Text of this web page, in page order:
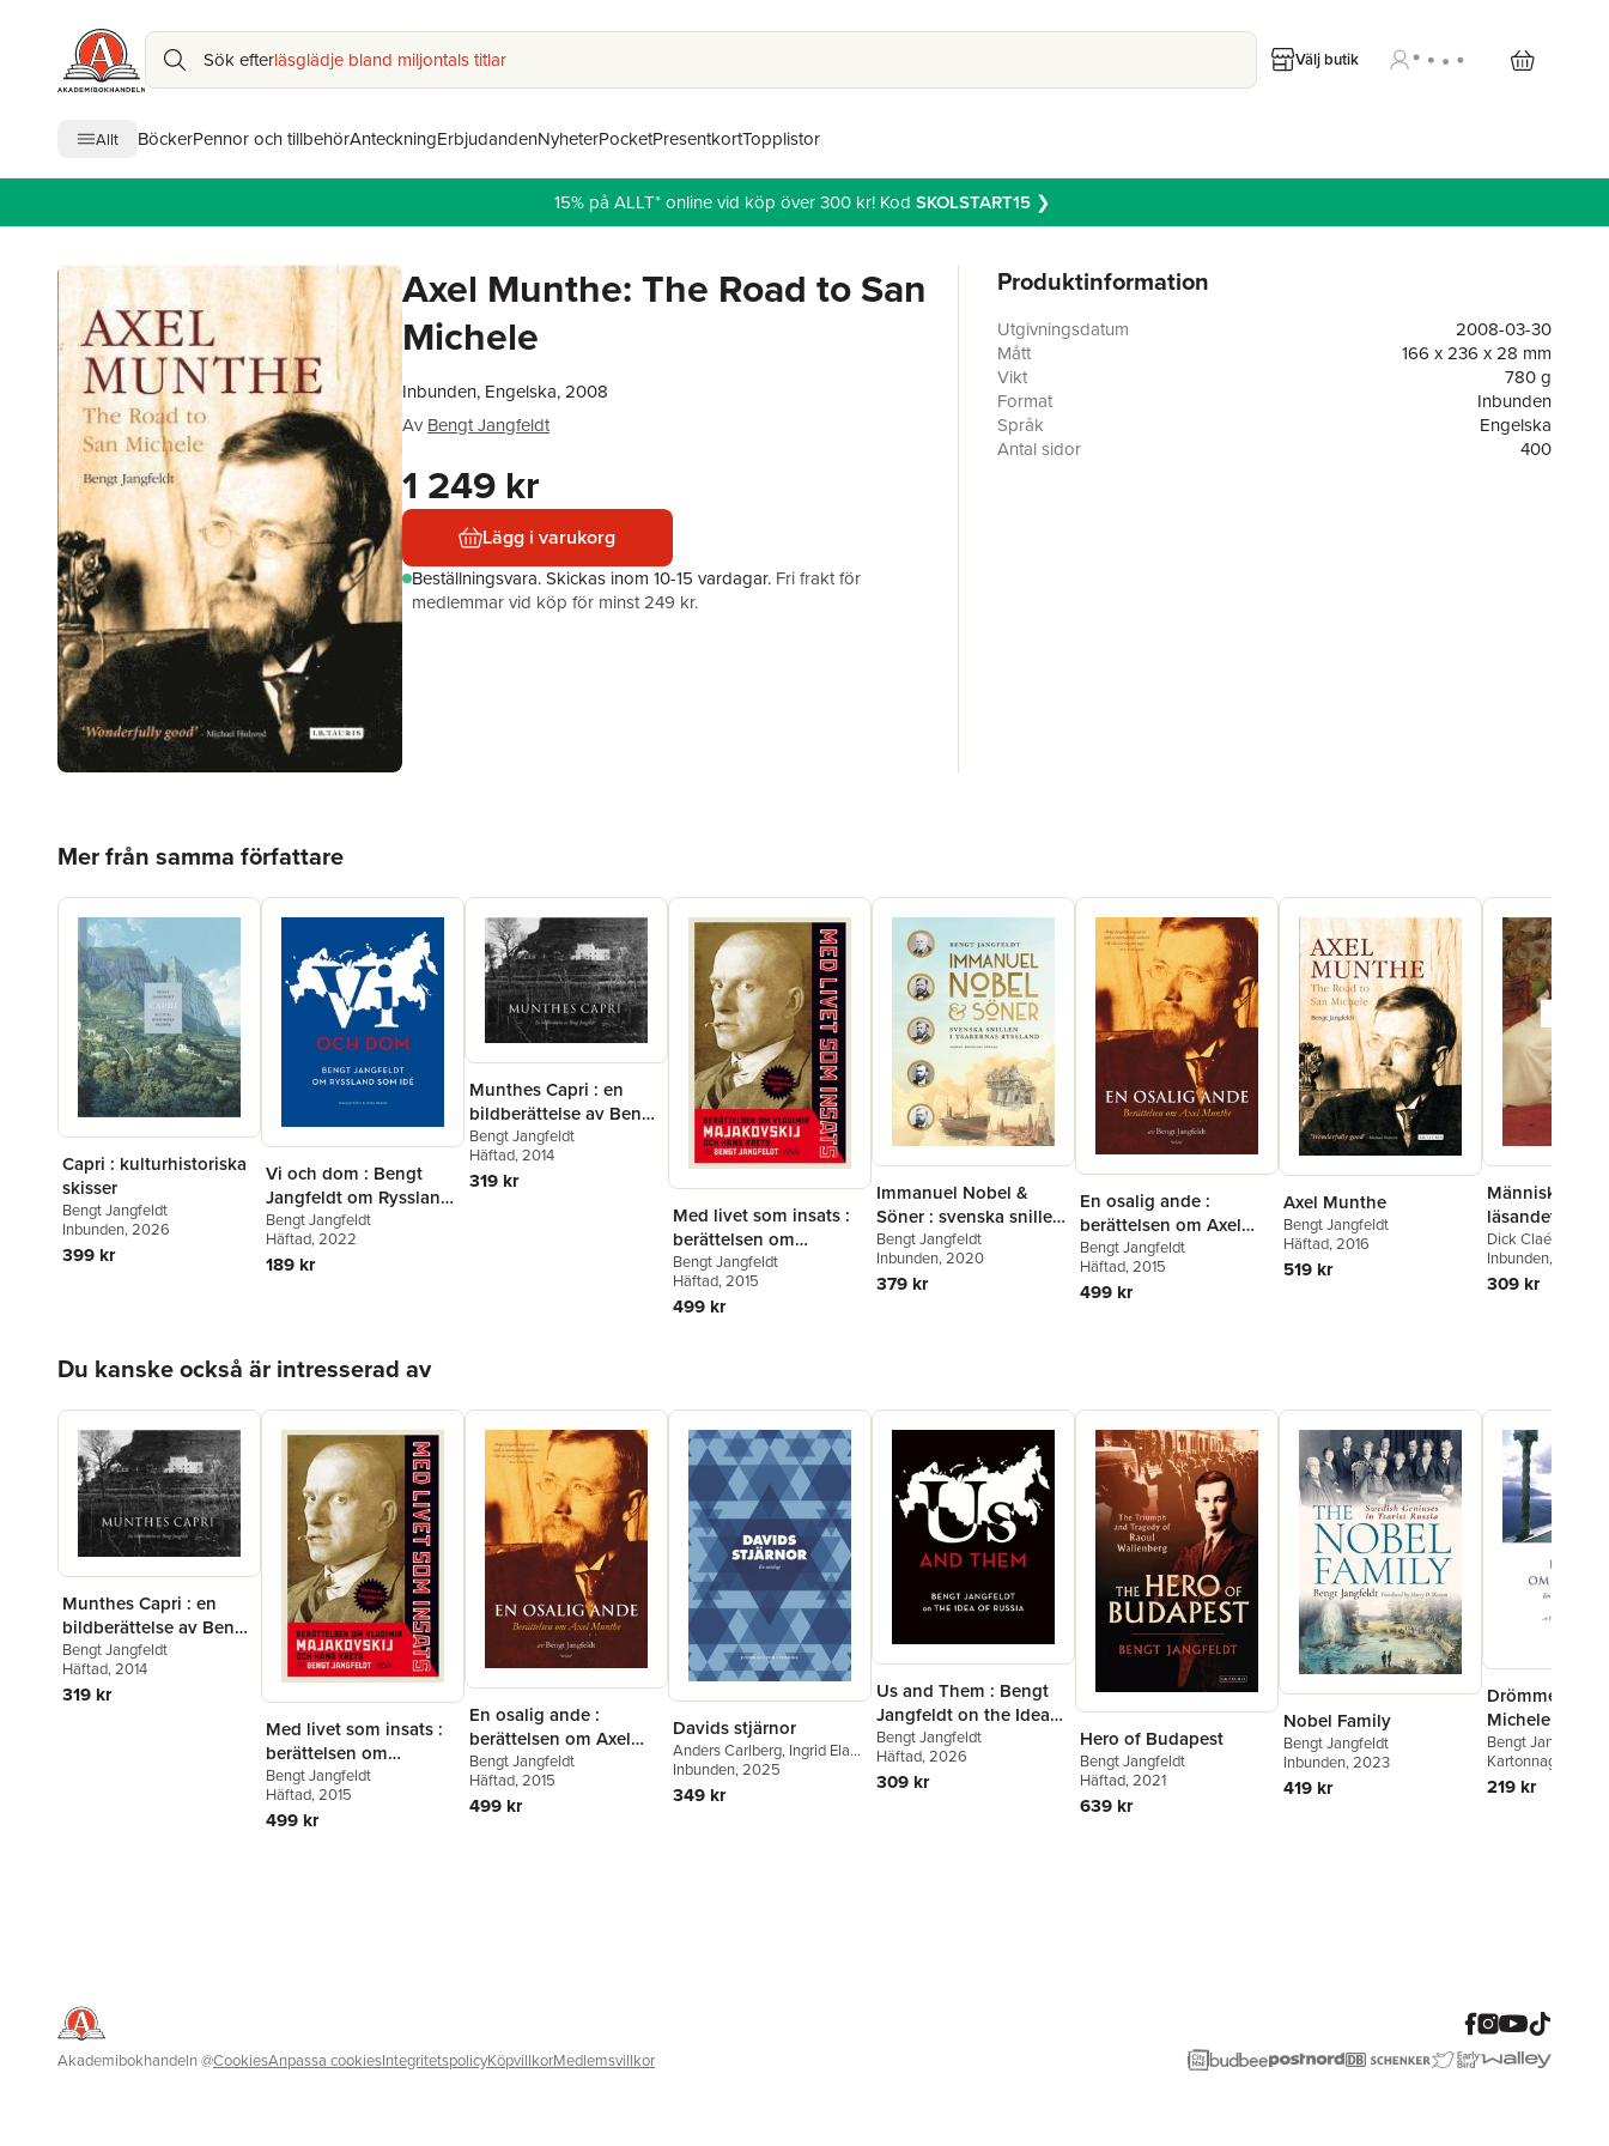
Sök efterläsglädje bland miljontals titlar Välj butik
Allt BöckerPennor och tillbehörAnteckningErbjudandenNyheterPocketPresentkortTopplistor
15% på ALLT* online vid köp över 300 kr! Kod SKOLSTART15❯
Axel Munthe: The Road to San
Michele
Inbunden, Engelska, 2008
Av Bengt Jangfeldt
1 249 kr
Lägg i varukorg
Beställningsvara.Skickas inom 10-15 vardagar. Fri frakt för
medlemmar vid köp för minst 249 kr.
Produktinformation
Utgivningsdatum
2008-03-30
Mått
166 x 236 x 28 mm
Vikt
780 g
Format
Inbunden
Språk
Engelska
Antal sidor
400
Mer från samma författare
Capri : kulturhistoriska
skisser
Bengt Jangfeldt
Inbunden, 2026
399 kr
Vi och dom : Bengt
Jangfeldt om Ryssland
som idé
Bengt Jangfeldt
Häftad, 2022
189 kr
Munthes Capri : en
bildberättelse av Bengt
Jangfeldt
Bengt Jangfeldt
Häftad, 2014
319 kr
Med livet som insats :
berättelsen om
Vladimir Majakovskij
och hans krets
Bengt Jangfeldt
Häftad, 2015
499 kr
Immanuel Nobel &
Söner : svenska snillen
i tsarernas Ryssland
Bengt Jangfeldt
Inbunden, 2020
379 kr
En osalig ande :
berättelsen om Axel
Munthe
Bengt Jangfeldt
Häftad, 2015
499 kr
Axel Munthe
Bengt Jangfeldt
Häftad, 2016
519 kr
Människan
läsandet :
en
aktivitet
Dick Claésson
Bengt Jangfeldt
Kärde,Kristoffer
Peter Luthersson
Inbunden, 2024
309 kr
Du kanske också är intresserad av
Munthes Capri : en
bildberättelse av Bengt
Jangfeldt
Bengt Jangfeldt
Häftad, 2014
319 kr
Med livet som insats :
berättelsen om
Vladimir Majakovskij
och hans krets
Bengt Jangfeldt
Häftad, 2015
499 kr
En osalig ande :
berättelsen om Axel
Munthe
Bengt Jangfeldt
Häftad, 2015
499 kr
Davids stjärnor
Anders Carlberg, Ingrid Elam
Cecilia Hansson
Jangfeldt
Anders Olsson
Inbunden, 2025
349 kr
Us and Them : Bengt
Jangfeldt on the Idea
of Russia
Bengt Jangfeldt
Häftad, 2026
309 kr
Hero of Budapest
Bengt Jangfeldt
Häftad, 2021
639 kr
Nobel Family
Bengt Jangfeldt
Inbunden, 2023
419 kr
Drömmen om
Michele
Bengt Jangfeldt
Kartonnage
219 kr
Akademibokhandeln@CookiesAnpassa cookiesIntegritetspolicyKöpvillkorMedlemsvillkor